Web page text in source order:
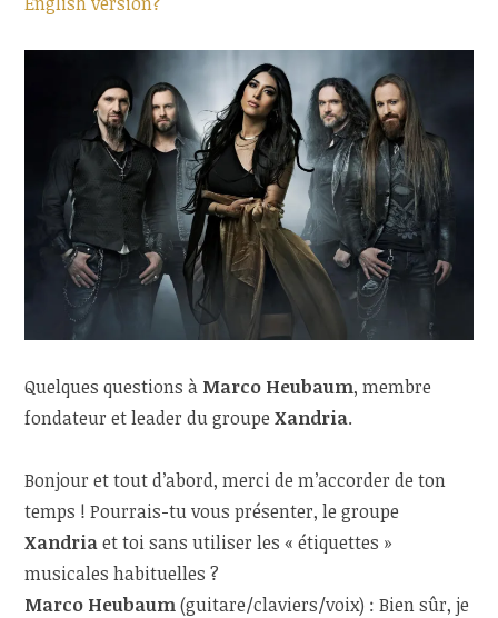
Quelques questions à Marco Heubaum, membre
fondateur et leader du groupeXandria.
Bonjour et tout d’abord, merci de m’accorder de ton
temps ! Pourrais-tu vous présenter, le groupe
Xandriaet toi sans utiliser les « étiquettes »
musicales habituelles ?
Marco Heubaum(guitare/claviers/voix) : Bien sûr, je